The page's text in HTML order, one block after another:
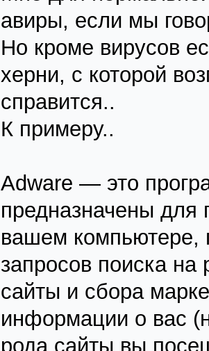
авиры, если мы
Но кроме вирусов
херни, с которой
справится..
К примеру..
Adware — это
предназначены для
вашем компьютере,
запросов поиска
сайты и сбора
информации о вас
рода сайты вы